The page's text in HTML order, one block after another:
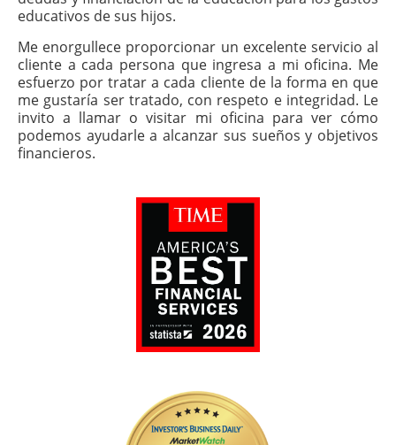
educativos de sus hijos.
Me enorgullece proporcionar un excelente servicio al
cliente a cada persona que ingresa a mi oficina. Me
esfuerzo por tratar a cada cliente de la forma en que
me gustaría ser tratado, con respeto e integridad. Le
invito a llamar o visitar mi oficina para ver cómo
podemos ayudarle a alcanzar sus sueños y objetivos
financieros.